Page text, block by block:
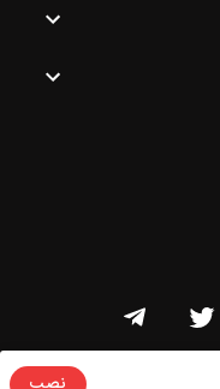
شنوتو است